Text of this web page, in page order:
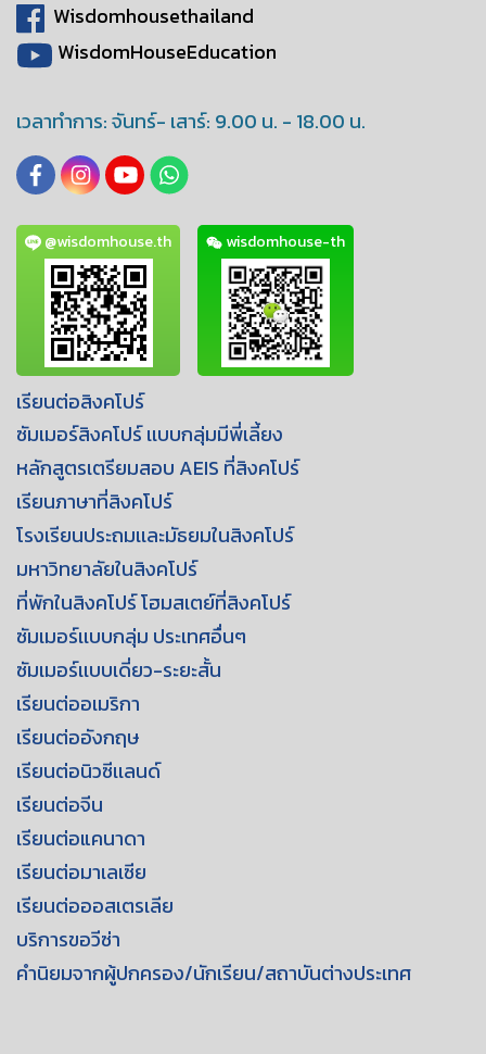
Wisdomhousethailand
WisdomHouseEducation
เวลาทำการ: จันทร์- เสาร์: 9.00 น. - 18.00 น.
@wisdomhouse.th wisdomhouse-th
เรียนต่อสิงคโปร์
ซัมเมอร์สิงคโปร์ เเบบกลุ่มมีพี่เลี้ยง
หลักสูตรเตรียมสอบ AEIS ที่สิงคโปร์
เรียนภาษาที่สิงคโปร์
โรงเรียนประถมเเละมัธยมในสิงคโปร์
มหาวิทยาลัยในสิงคโปร์
ที่พักในสิงคโปร์ โฮมสเตย์ที่สิงคโปร์
ซัมเมอร์เเบบกลุ่ม ประเทศอื่นๆ
ซัมเมอร์เเบบเดี่ยว-ระยะสั้น
เรียนต่ออเมริกา
เรียนต่ออังกฤษ
เรียนต่อนิวซีเเลนด์
เรียนต่อจีน
เรียนต่อแคนาดา
เรียนต่อมาเลเซีย
เรียนต่อออสเตรเลีย
บริการขอวีซ่า
คำนิยมจากผู้ปกครอง/นักเรียน/สถาบันต่างประเทศ